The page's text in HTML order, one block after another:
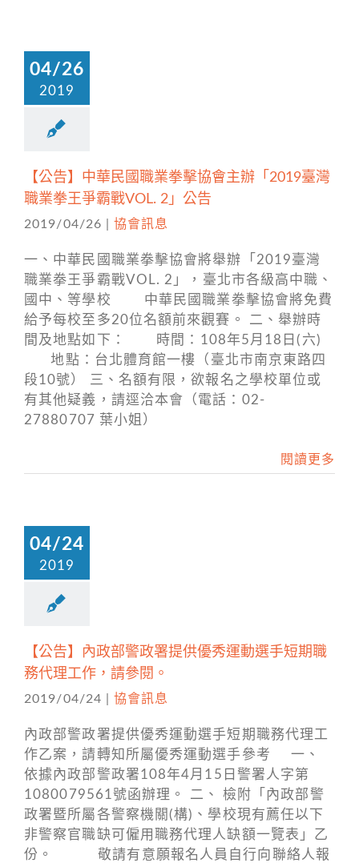
04/26
2019
【公告】中華民國職業拳擊協會主辦「2019臺灣
職業拳王爭霸戰VOL. 2」公告
2019/04/26 協會訊息
一、中華民國職業拳擊協會將舉辦「2019臺灣
職業拳王爭霸戰VOL. 2」，臺北市各級高中職、
國中、等學校 中華民國職業拳擊協會將免費
給予每校至多20位名額前來觀賽。 二、舉辦時
間及地點如下： 時間：108年5月18日(六)
地點：台北體育館一樓（臺北市南京東路四
段10號） 三、名額有限，欲報名之學校單位或
有其他疑義，請逕洽本會（電話：02-
27880707 葉小姐）
閱讀更多
04/24
2019
【公告】內政部警政署提供優秀運動選手短期職
務代理工作，請參閱。
2019/04/24 協會訊息
內政部警政署提供優秀運動選手短期職務代理工
作乙案，請轉知所屬優秀運動選手參考 一、
依據內政部警政署108年4月15日警署人字第
1080079561號函辦理。 二、 檢附「內政部警
政署暨所屬各警察機關(構)、學校現有薦任以下
非警察官職缺可僱用職務代理人缺額一覽表」乙
份。 敬請有意願報名人員自行向聯絡人報